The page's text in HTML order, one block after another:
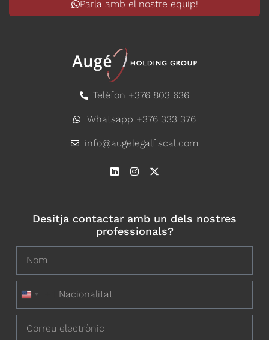
Parla amb el nostre equip!
Telèfon +376 803 636
Whatsapp +376 333 376
info@augelegalfiscal.com
Desitja contactar amb un dels nostres
professionals?
United States +1